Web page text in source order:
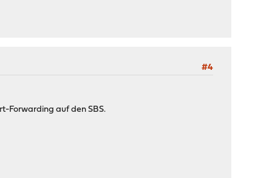
#4
Forwarding auf den SBS.